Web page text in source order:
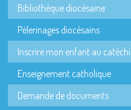
Bibliothèque diocésaine
Pèlerinages diocésains
Inscrire mon enfant au
Enseignement catholique
Demande de documents